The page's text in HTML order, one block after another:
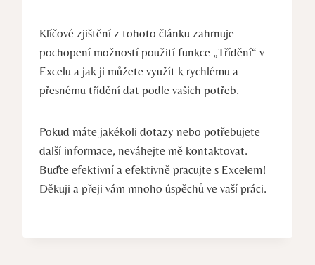
Klíčové zjištění z tohoto článku zahrnuje
pochopení možností použití funkce „Třídění“ v
Excelu a jak ji můžete využít k rychlému a
přesnému třídění dat podle vašich potřeb.
Pokud máte jakékoli dotazy nebo potřebujete
další informace, neváhejte mě kontaktovat.
Buďte efektivní a efektivně pracujte s Excelem!
Děkuji a přeji vám mnoho úspěchů ve vaší práci.